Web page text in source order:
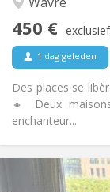
450 €
1 dag geleden
Des places se
🔸 Deux
enchanteur...